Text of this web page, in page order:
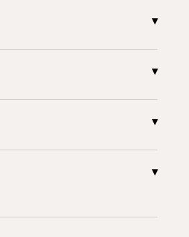
Accueil
La tagua
Mon compte